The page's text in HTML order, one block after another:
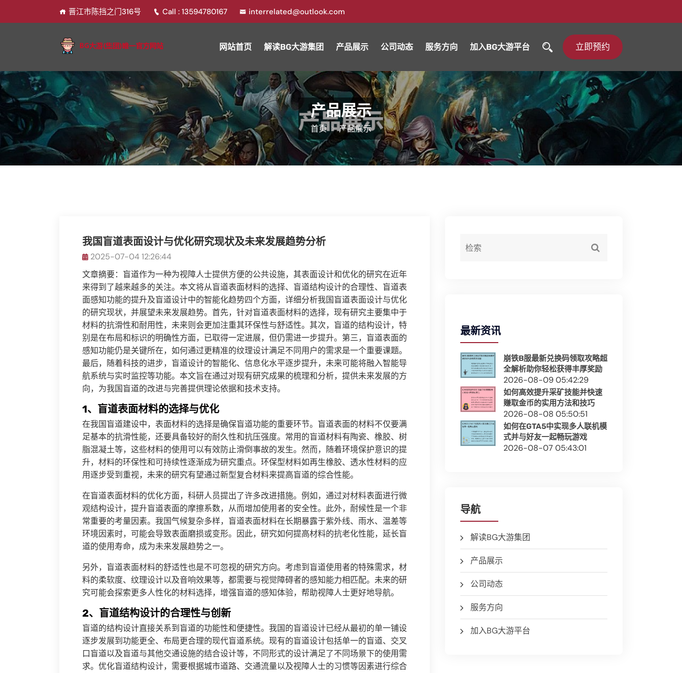
晋江市陈挡之门316号 Call : 13594780167 interrelated@outlook.com
网站首页 解读BG大游集团 产品展示 公司动态 服务方向 加入BG大游平台 立即预约
产品展示
首页 产品展示
我国盲道表面设计与优化研究现状及未来发展趋势分析
2025-07-04 12:26:44
文章摘要：盲道作为一种为视障人士提供方便的公共设施，其表面设计和优化的研究在近年
来得到了越来越多的关注。本文将从盲道表面材料的选择、盲道结构设计的合理性、盲道表
面感知功能的提升及盲道设计中的智能化趋势四个方面，详细分析我国盲道表面设计与优化
的研究现状，并展望未来发展趋势。首先，针对盲道表面材料的选择，现有研究主要集中于
材料的抗滑性和耐用性，未来则会更加注重其环保性与舒适性。其次，盲道的结构设计，特
别是在布局和标识的明确性方面，已取得一定进展，但仍需进一步提升。第三，盲道表面的
感知功能仍是关键所在，如何通过更精准的纹理设计满足不同用户的需求是一个重要课题。
最后，随着科技的进步，盲道设计的智能化、信息化水平逐步提升，未来可能将融入智能导
航系统与实时监控等功能。本文旨在通过对现有研究成果的梳理和分析，提供未来发展的方
向，为我国盲道的改进与完善提供理论依据和技术支持。
1、盲道表面材料的选择与优化
在我国盲道建设中，表面材料的选择是确保盲道功能的重要环节。盲道表面的材料不仅要满
足基本的抗滑性能，还要具备较好的耐久性和抗压强度。常用的盲道材料有陶瓷、橡胶、树
脂混凝土等，这些材料的使用可以有效防止滑倒事故的发生。然而，随着环境保护意识的提
升，材料的环保性和可持续性逐渐成为研究重点。环保型材料如再生橡胶、透水性材料的应
用逐步受到重视，未来的研究有望通过新型复合材料来提高盲道的综合性能。
在盲道表面材料的优化方面，科研人员提出了许多改进措施。例如，通过对材料表面进行微
观结构设计，提升盲道表面的摩擦系数，从而增加使用者的安全性。此外，耐候性是一个非
常重要的考量因素。我国气候复杂多样，盲道表面材料在长期暴露于紫外线、雨水、温差等
环境因素时，可能会导致表面磨损或变形。因此，研究如何提高材料的抗老化性能，延长盲
道的使用寿命，成为未来发展趋势之一。
另外，盲道表面材料的舒适性也是不可忽视的研究方向。考虑到盲道使用者的特殊需求，材
料的柔软度、纹理设计以及音响效果等，都需要与视觉障碍者的感知能力相匹配。未来的研
究可能会探索更多人性化的材料选择，增强盲道的感知体验，帮助视障人士更好地导航。
2、盲道结构设计的合理性与创新
盲道的结构设计直接关系到盲道的功能性和便捷性。我国的盲道设计已经从最初的单一铺设
逐步发展到功能更全、布局更合理的现代盲道系统。现有的盲道设计包括单一的盲道、交叉
口盲道以及盲道与其他交通设施的结合设计等，不同形式的设计满足了不同场景下的使用需
求。优化盲道结构设计，需要根据城市道路、交通流量以及视障人士的习惯等因素进行综合
最新资讯
崩铁B服最新兑换码领取攻略超
全解析助你轻松获得丰厚奖励
2026-08-09 05:42:29
如何高效提升采矿技能并快速
赚取金币的实用方法和技巧
2026-08-08 05:50:51
如何在GTA5中实现多人联机模
式并与好友一起畅玩游戏
2026-08-07 05:43:01
导航
解读BG大游集团
产品展示
公司动态
服务方向
加入BG大游平台